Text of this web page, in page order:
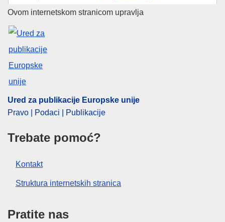
Predmet:devizni tečaj,euro ,novac
CELEX : C2023/009/01
OJ : JOC_2023_009_R_0001
IMMC : 9999
Ured za publikacije Europske
Ovom internetskom stranicom upravlja
Ured za publikacije Europske unije
Pravo | Podaci | Publikacije
Trebate pomoć?
Kontakt
Struktura internetskih stranica
Pratite nas